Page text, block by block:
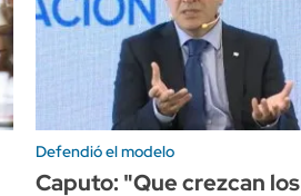
Defendió el modelo
Caputo: "Que crezcan los